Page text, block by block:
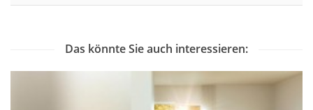
Das könnte Sie auch interessieren: